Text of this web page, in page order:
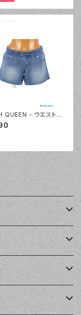
QUEEN - ウエストシャ
カットデニム（333360
ー）